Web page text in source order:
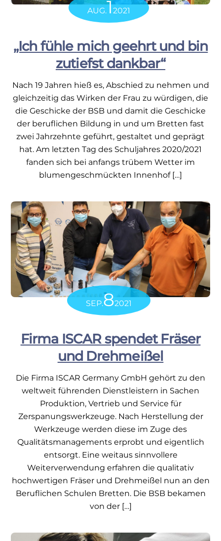
AUG.12021
„Ich fühle mich geehrt und bin
zutiefst dankbar“
Nach 19 Jahren hieß es, Abschied zu nehmen und
gleichzeitig das Wirken der Frau zu würdigen, die
die Geschicke der BSB und damit die Geschicke
der beruflichen Bildung in und um Bretten fast
zwei Jahrzehnte geführt, gestaltet und geprägt
hat. Am letzten Tag des Schuljahres 2020/2021
fanden sich bei anfangs trübem Wetter im
blumengeschmückten Innenhof […]
SEP.82021
Firma ISCAR spendet Fräser
und Drehmeißel
Die Firma ISCAR Germany GmbH gehört zu den
weltweit führenden Dienstleistern in Sachen
Produktion, Vertrieb und Service für
Zerspanungswerkzeuge. Nach Herstellung der
Werkzeuge werden diese im Zuge des
Qualitätsmanagements erprobt und eigentlich
entsorgt. Eine weitaus sinnvollere
Weiterverwendung erfahren die qualitativ
hochwertigen Fräser und Drehmeißel nun an den
Beruflichen Schulen Bretten. Die BSB bekamen
von der […]